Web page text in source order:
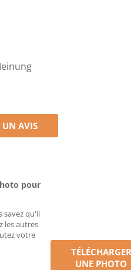
UN AVIS
pour
savez qu'il
les autres
votre
TÉLÉCHARGER
UNE PHOTO